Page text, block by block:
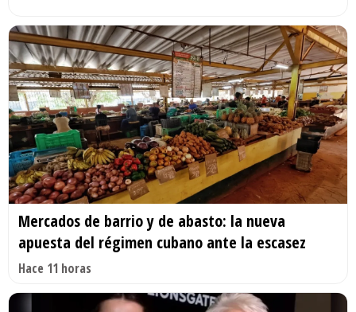
Mercados de barrio y de abasto: la nueva
apuesta del régimen cubano ante la escasez
Hace 11 horas